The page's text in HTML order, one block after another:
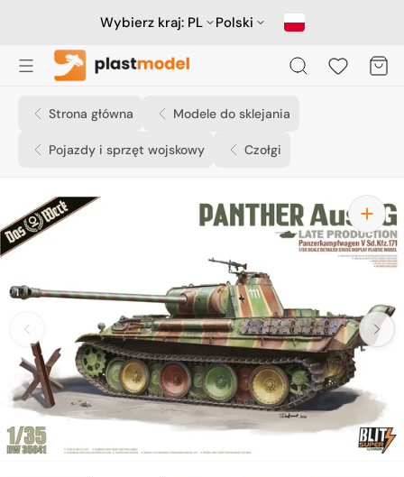
Wybierz kraj: PL Polski
Koszyk
Strona główna Modele do sklejania
Pojazdy i sprzęt wojskowy Czołgi
Otwórz
media
1
w
widoku
galerii